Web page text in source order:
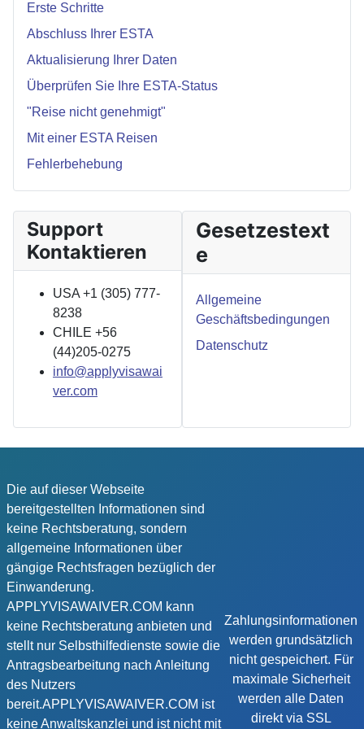
Erste Schritte
Abschluss Ihrer ESTA
Aktualisierung Ihrer Daten
Überprüfen Sie Ihre ESTA-Status
"Reise nicht genehmigt"
Mit einer ESTA Reisen
Fehlerbehebung
Support
Kontaktieren
USA +1 (305) 777-
8238
CHILE +56
(44)205-0275
info@applyvisawai
ver.com
Gesetzestext
e
Allgemeine
Geschäftsbedingungen
Datenschutz
Die auf dieser Webseite
bereitgestellten Informationen sind
keine Rechtsberatung, sondern
allgemeine Informationen über
gängige Rechtsfragen bezüglich der
Einwanderung.
APPLYVISAWAIVER.COM kann
keine Rechtsberatung anbieten und
stellt nur Selbsthilfedienste sowie die
Antragsbearbeitung nach Anleitung
des Nutzers
bereit.APPLYVISAWAIVER.COM ist
keine Anwaltskanzlei und ist nicht mit
Zahlungsinformationen
werden grundsätzlich
nicht gespeichert. Für
maximale Sicherheit
werden alle Daten
direkt via SSL